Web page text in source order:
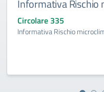
Informativa
Circolare 335
Informativa Rischio